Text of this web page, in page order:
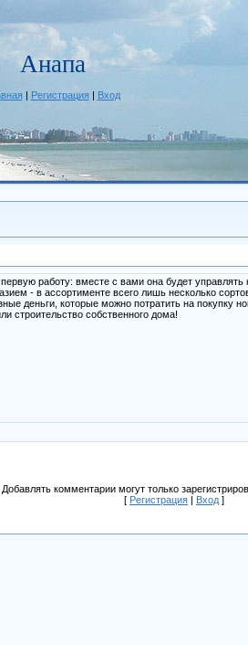
Анапа
| Регистрация| Вход
работу: вместе с вами она будет управлять
- в ассортименте всего лишь несколько
деньги, которые можно потратить на покупку
строительство собственного дома!
Добавлять комментарии могут только
[ Регистрация Вход ]